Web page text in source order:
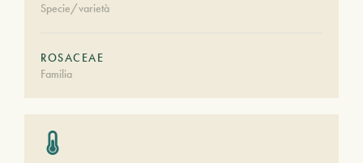
Specie/varietà
ROSACEAE
Familia